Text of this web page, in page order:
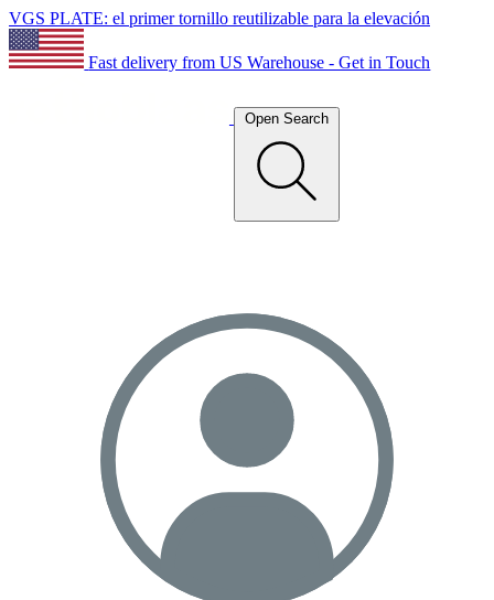
VGS PLATE: el primer tornillo reutilizable para la elevación
Fast delivery from US Warehouse - Get in Touch
Open Search